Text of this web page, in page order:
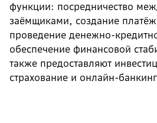
функции: посредничество
заёмщиками, создание
проведение денежно-
обеспечение финансовой
также предоставляют
страхование и онлайн-